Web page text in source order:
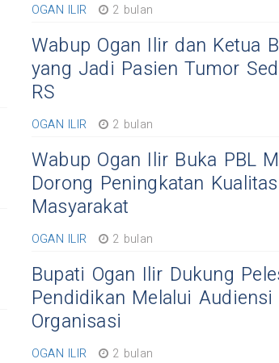
OGAN ILIR 2 bulan
Wabup Ogan Ilir dan Ketua
yang Jadi Pasien Tumor
RS
OGAN ILIR 2 bulan
Wabup Ogan Ilir Buka PBL
Dorong Peningkatan
Masyarakat
OGAN ILIR 2 bulan
Bupati Ogan Ilir Dukung
Pendidikan Melalui
Organisasi
OGAN ILIR 2 bulan